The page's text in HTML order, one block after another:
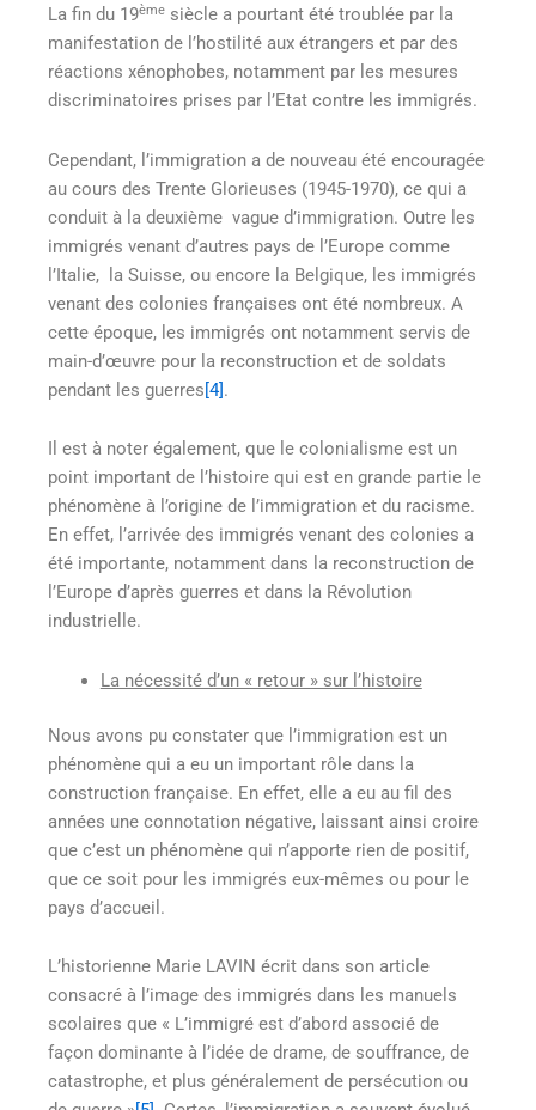
La fin du 19ème siècle a pourtant été troublée par la
manifestation de l’hostilité aux étrangers et par des
réactions xénophobes, notamment par les mesures
discriminatoires prises par l’Etat contre les immigrés.
Cependant, l’immigration a de nouveau été encouragée
au cours des Trente Glorieuses (1945-1970), ce qui a
conduit à la deuxième vague d’immigration. Outre les
immigrés venant d’autres pays de l’Europe comme
l’Italie, la Suisse, ou encore la Belgique, les immigrés
venant des colonies françaises ont été nombreux. A
cette époque, les immigrés ont notamment servis de
main-d’œuvre pour la reconstruction et de soldats
pendant les guerres[4].
Il est à noter également, que le colonialisme est un
point important de l’histoire qui est en grande partie le
phénomène à l’origine de l’immigration et du racisme.
En effet, l’arrivée des immigrés venant des colonies a
été importante, notamment dans la reconstruction de
l’Europe d’après guerres et dans la Révolution
industrielle.
La nécessité d’un « retour » sur l’histoire
Nous avons pu constater que l’immigration est un
phénomène qui a eu un important rôle dans la
construction française. En effet, elle a eu au fil des
années une connotation négative, laissant ainsi croire
que c’est un phénomène qui n’apporte rien de positif,
que ce soit pour les immigrés eux-mêmes ou pour le
pays d’accueil.
L’historienne Marie LAVIN écrit dans son article
consacré à l’image des immigrés dans les manuels
scolaires que « L’immigré est d’abord associé de
façon dominante à l’idée de drame, de souffrance, de
catastrophe, et plus généralement de persécution ou